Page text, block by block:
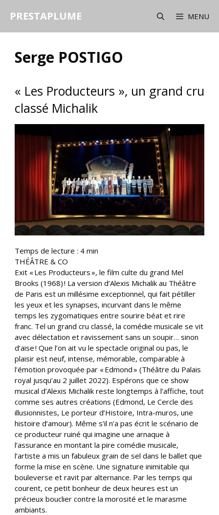
PRESTAPLUME MENU
Serge POSTIGO
« Les Producteurs », un grand cru
classé Michalik
Temps de lecture : 4 min
THÉÂTRE & CO
Exit « Les Producteurs », le film culte du grand Mel
Brooks (1968) ! La version d’Alexis Michalik au Théâtre
de Paris est un millésime exceptionnel, qui fait pétiller
les yeux et les synapses, incurvant dans le même
temps les zygomatiques entre sourire béat et rire
franc. Tel un grand cru classé, la comédie musicale se vit
avec délectation et ravissement sans un soupir… sinon
d’aise ! Que l’on ait vu le spectacle original ou pas, le
plaisir est neuf, intense, mémorable, comparable à
l’émotion provoquée par « Edmond » (Théâtre du Palais
royal jusqu’au 2 juillet 2022). Espérons que ce show
musical d’Alexis Michalik reste longtemps à l’affiche, tout
comme ses autres créations (Edmond, Le Cercle des
illusionnistes, Le porteur d’Histoire, Intra-muros, une
histoire d’amour). Même s’il n’a pas écrit le scénario de
ce producteur ruiné qui imagine une arnaque à
l’assurance en montant la pire comédie musicale,
l’artiste a mis un fabuleux grain de sel dans le ballet que
forme la mise en scène. Une signature inimitable qui
bouleverse et ravit par alternance. Par les temps qui
courent, ce petit bonheur de deux heures est un
précieux bouclier contre la morosité et le marasme
ambiants.